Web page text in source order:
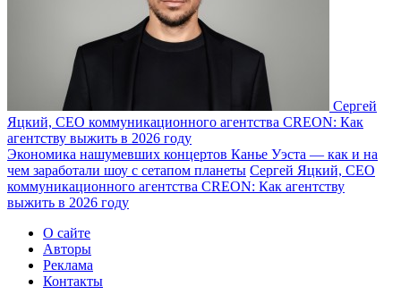
Сергей
Яцкий, CEO коммуникационного агентства CREON: Как
агентству выжить в 2026 году
Экономика нашумевших концертов Канье Уэста — как и на
чем заработали шоу с сетапом планеты Сергей Яцкий, CEO
коммуникационного агентства CREON: Как агентству
выжить в 2026 году
О сайте
Авторы
Реклама
Контакты